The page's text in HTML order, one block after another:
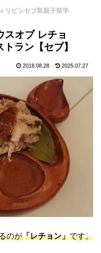
リピンセブ島親子留学
オブ レチョ
ラン【セブ】
2018.08.28 2025.07.27
のが「レチョン」です。